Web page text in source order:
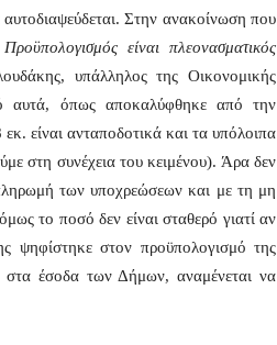
αυτοδιαψεύδεται. Στην ανακοίνωση που
είναι πλεονασματικός
υπάλληλος της Οικονομικής
όπως αποκαλύφθηκε από την
είναι ανταποδοτικά και τα υπόλοιπα
στη συνέχεια του κειμένου). Άρα δεν
των υποχρεώσεων και με τη μη
το ποσό δεν είναι σταθερό γιατί αν
ψηφίστηκε στον προϋπολογισμό της
στα έσοδα των Δήμων, αναμένεται να